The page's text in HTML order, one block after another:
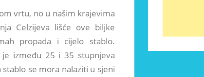
vrtu, no u našim krajevima
Celzijeva lišće ove biljke
propada i cijelo stablo.
je između 25 i 35 stupnjeva
se mora nalaziti u sjeni